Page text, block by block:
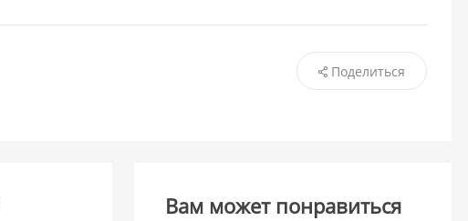
Поделиться
Вам может понравиться